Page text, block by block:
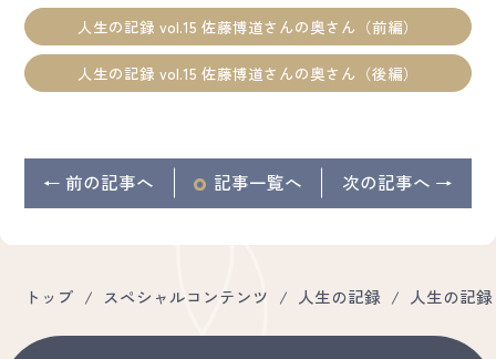
人生の記録 vol.15 佐藤博道さんの奥さん（前編）
人生の記録 vol.15 佐藤博道さんの奥さん（後編）
← 前の記事へ 記事一覧へ 次の記事へ →
トップ / スペシャルコンテンツ / 人生の記録 / 人生の記